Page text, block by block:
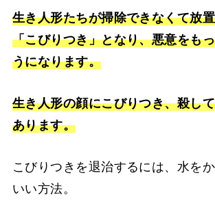
生き人形たちが掃除できなくて放
「こびりつき」となり、悪意をも
うになります。
生き人形の顔にこびりつき、殺し
あります。
こびりつきを退治するには、水を
いい方法。